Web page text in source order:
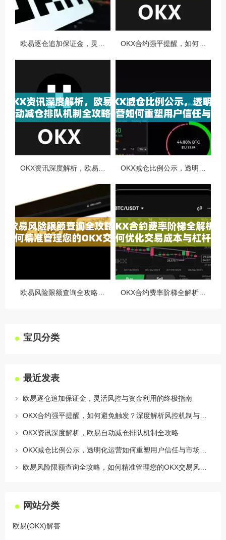
宝贝分类
最近发表
欧易逐仓追加保证金，灵活风控与资金利用的终极指南
OKX资讯深度解析，欧易自动减仓排队机制全攻略
网站分类
欧易(OKX)解答